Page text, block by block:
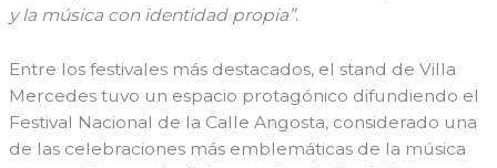
y la música con identidad propia”.
Entre los festivales más destacados, el stand de Villa
Mercedes tuvo un espacio protagónico difundiendo el
Festival Nacional de la Calle Angosta, considerado una
de las celebraciones más emblemáticas de la música